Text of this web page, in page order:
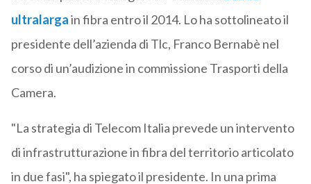
ultralargain fibra entro il 2014. Lo ha sottolineato il
presidente dell’azienda di Tlc, Franco Bernabè nel
corso di un’audizione in commissione Trasporti della
Camera.
"La strategia di Telecom Italia prevede un intervento
di infrastrutturazione in fibra del territorio articolato
in due fasi", ha spiegato il presidente. In una prima